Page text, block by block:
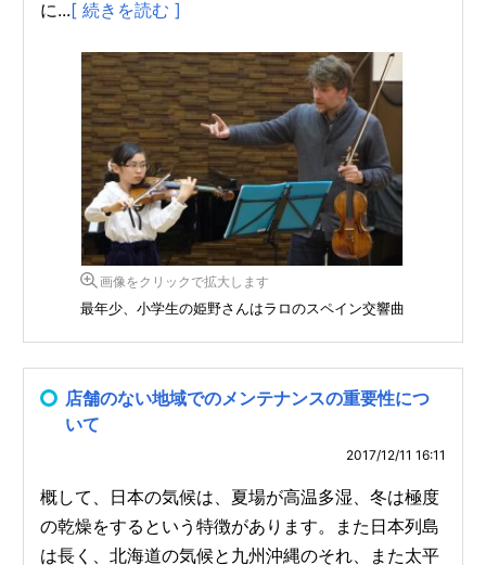
に...[ 続きを読む ]
画像をクリックで拡大します
最年少、小学生の姫野さんはラロのスペイン交響曲
店舗のない地域でのメンテナンスの重要性につ
いて
2017/12/11 16:11
概して、日本の気候は、夏場が高温多湿、冬は極度
の乾燥をするという特徴があります。また日本列島
は長く、北海道の気候と九州沖縄のそれ、また太平